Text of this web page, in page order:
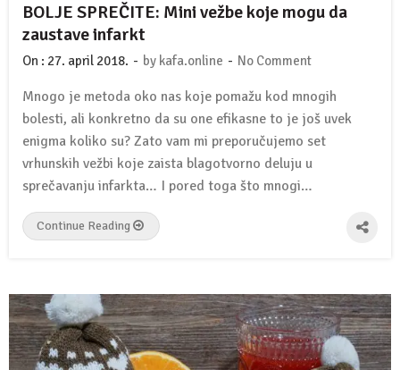
BOLJE SPREČITE: Mini vežbe koje mogu da
zaustave infarkt
On : 27. april 2018. - by kafa.online - No Comment
Mnogo je metoda oko nas koje pomažu kod mnogih
bolesti, ali konkretno da su one efikasne to je još uvek
enigma koliko su? Zato vam mi preporučujemo set
vrhunskih vežbi koje zaista blagotvorno deluju u
sprečavanju infarkta… I pored toga što mnogi…
Continue Reading